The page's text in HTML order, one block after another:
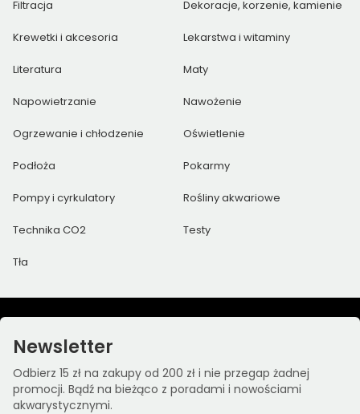
Filtracja Dekoracje, korzenie, kamienie
Krewetki i akcesoria Lekarstwa i witaminy
Literatura Maty
Napowietrzanie Nawożenie
Ogrzewanie i chłodzenie Oświetlenie
Podłoża Pokarmy
Pompy i cyrkulatory Rośliny akwariowe
Technika CO2 Testy
Tła
Newsletter
Odbierz 15 zł na zakupy od 200 zł i nie przegap żadnej
promocji. Bądź na bieżąco z poradami i nowościami
akwarystycznymi.